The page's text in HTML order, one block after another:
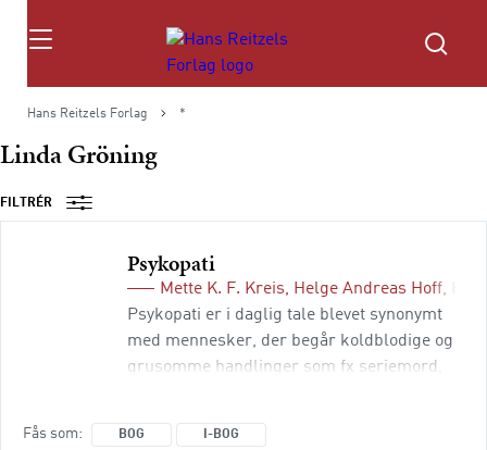
Søg
Hans Reitzels Forlag *
Linda Gröning
FILTRÉR
Psykopati
Mette K. F. Kreis, Helge Andreas Hoff,
Psykopati er i daglig tale blevet synonymt
med mennesker, der begår koldblodige og
grusomme handlinger som fx seriemord,
Fås som BOG I-BOG